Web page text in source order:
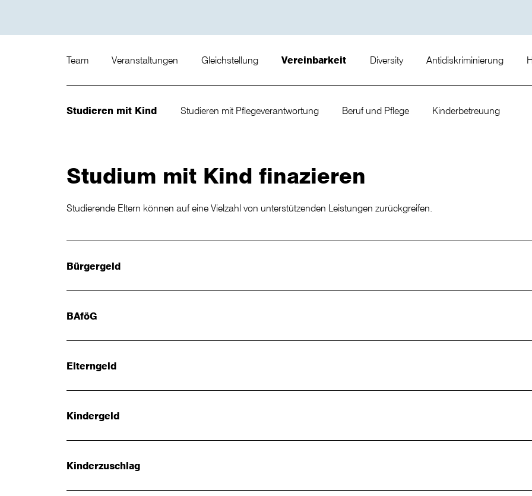
Team Veranstaltungen Gleichstellung Vereinbarkeit Diversity Antidiskriminierung
Studieren mit Kind Studieren mit Pflegeverantwortung Beruf und Pflege Kinderbetreuung
Studium mit Kind finazieren
Studierende Eltern können auf eine Vielzahl von unterstützenden Leistungen zurückgreifen.
Bürgergeld
BAföG
Elterngeld
Kindergeld
Kinderzuschlag